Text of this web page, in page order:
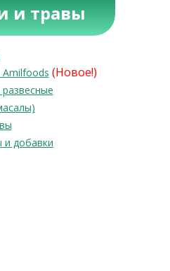
и травы
(Новое!)
и добавки